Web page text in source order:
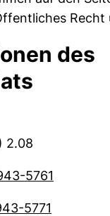
Recht
des
2.08
5761
5771